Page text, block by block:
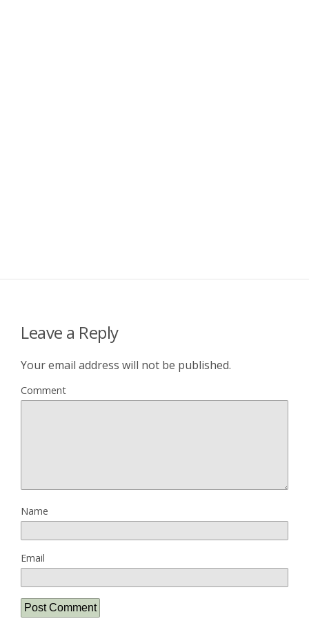
Leave a Reply
Your email address will not be published.
Comment
Name
Email